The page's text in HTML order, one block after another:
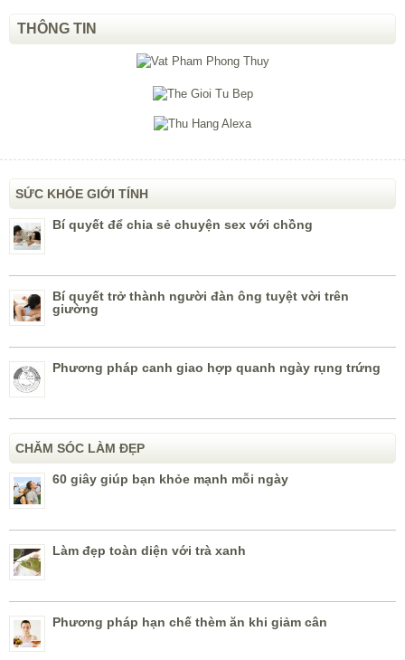
THÔNG TIN
SỨC KHỎE GIỚI TÍNH
Bí quyết để chia sẻ chuyện sex với chồng
Bí quyết trở thành người đàn ông tuyệt vời trên
giường
Phương pháp canh giao hợp quanh ngày rụng trứng
CHĂM SÓC LÀM ĐẸP
60 giây giúp bạn khỏe mạnh mỗi ngày
Làm đẹp toàn diện với trà xanh
Phương pháp hạn chế thèm ăn khi giảm cân